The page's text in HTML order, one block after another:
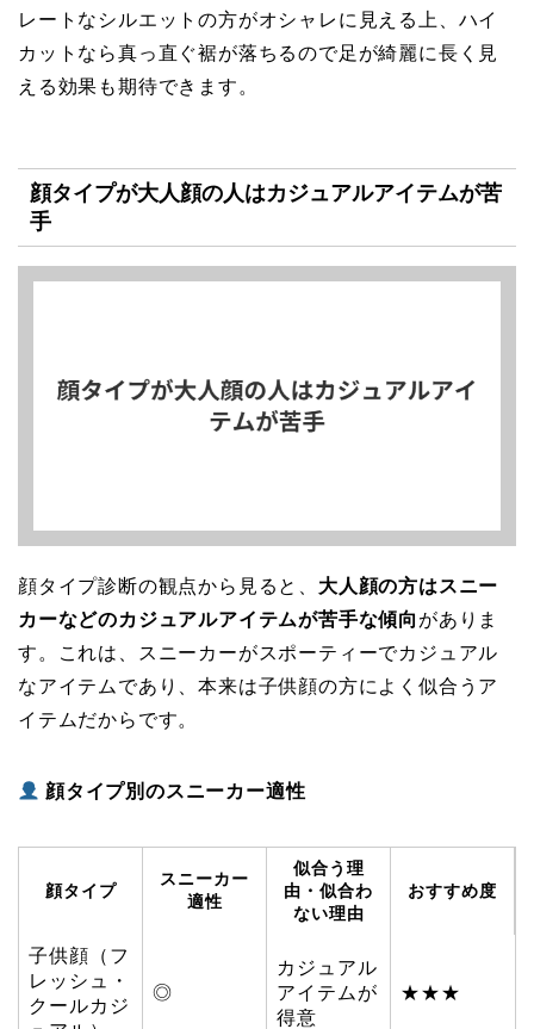
レートなシルエットの方がオシャレに見える上、ハイ
カットなら真っ直ぐ裾が落ちるので足が綺麗に長く見
える効果も期待できます。
顔タイプが大人顔の人はカジュアルアイテムが苦
手
顔タイプ診断の観点から見ると、 大人顔の方はスニー
カーなどのカジュアルアイテムが苦手な傾向 がありま
す。これは、スニーカーがスポーティーでカジュアル
なアイテムであり、本来は子供顔の方によく似合うア
イテムだからです。
顔タイプ別のスニーカー適性
顔タイプ
スニーカー
適性
似合う理
由・似合わ
ない理由
おすすめ度
子供顔（フ
レッシュ・
クールカジ
◎
カジュアル
アイテムが
得意
★★★